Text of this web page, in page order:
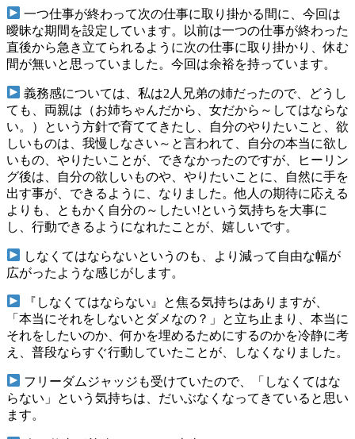
一つ仕事が終わって次の仕事に取り掛かる間に、今回は
曖昧な期間を設定しています。以前は一つの仕事が終わった
直後から急き立てられるように次の仕事に取り掛かり、休む
間が無いと思っていました。今回は余裕を持っています。
義務感については、私は2人兄弟の姉だったので、どうし
ても、両親は（お姉ちゃんだから、女だから～してはならな
い。）という方針で育ててきたし、自分のやりたいこと、欲
しいものは、我慢しなさい～と言われて、自分の本当に欲し
いもの、やりたいことが、できなかったのですが、ヒーリン
グ後は、自分の欲しいものや、やりたいことに、自然に手を
出す事が、できるように、なりました。他人の期待に応える
よりも、ともかく自分の～したい!という気持ちを大事に
し、行動できるようになれたことが、嬉しいです。
しなくてはならないというのも、より減って自由な幅が
広がったような感じがします。
『しなくてはならない』と焦る気持ちはありますが、
「本当にそれをしないとダメなの？」と立ち止まり、本当に
それをしたいのか、何かを埋めるためにするのかを冷静に考
え、普段ならすぐ行動していたことが、しなくなりました。
フリーダムジャッジも受けていたので、「しなくてはな
らない」という気持ちは、だいぶなくなってきていると思い
ます。